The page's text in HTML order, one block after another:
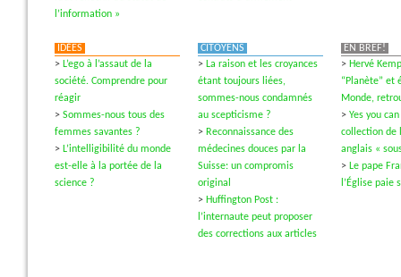
l’information »
IDÉES
> L’ego à l’assaut de la
société. Comprendre pour
réagir
> Sommes-nous tous des
femmes savantes ?
> L’intelligibilité du monde
est-elle à la portée de la
science ?
CITOYENS
> La raison et les croyances
étant toujours liées,
sommes-nous condamnés
au scepticisme ?
> Reconnaissance des
médecines douces par la
Suisse: un compromis
original
> Huffington Post :
l’internaute peut proposer
des corrections aux articles
EN BREF!
> Hervé
“Planète” et
Monde,
> Yes you
collection de
anglais «
> Le pape
l’Église paie